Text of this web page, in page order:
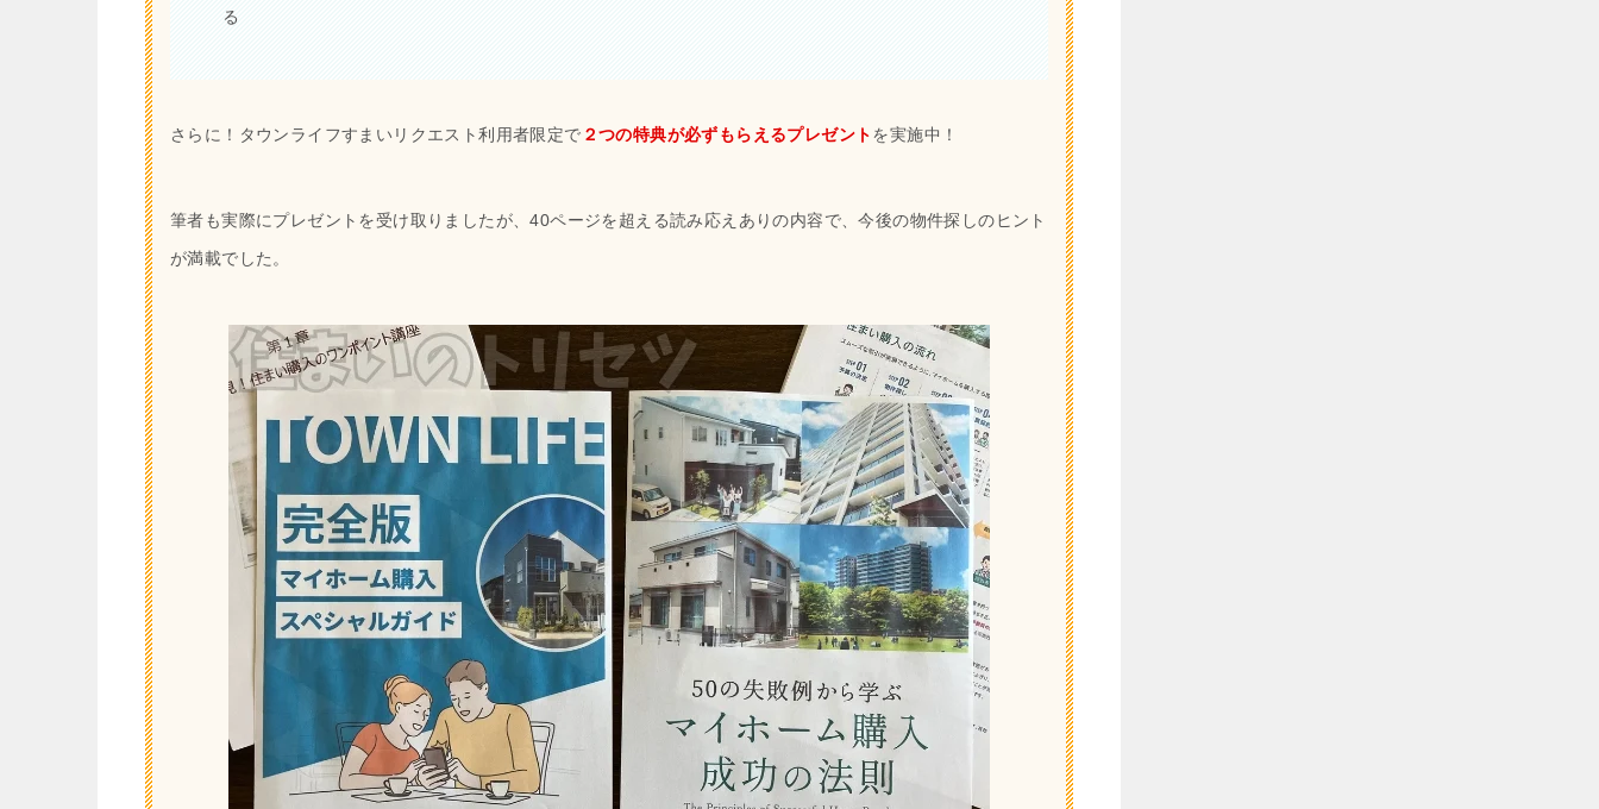
る
さらに！タウンライフすまいリクエスト利用者限定で ２つの特典が必ずもらえるプレゼントを実施中！
筆者も実際にプレゼントを受け取りましたが、40ページを超える読み応えありの内容で、今後の物件探しのヒント
が満載でした。